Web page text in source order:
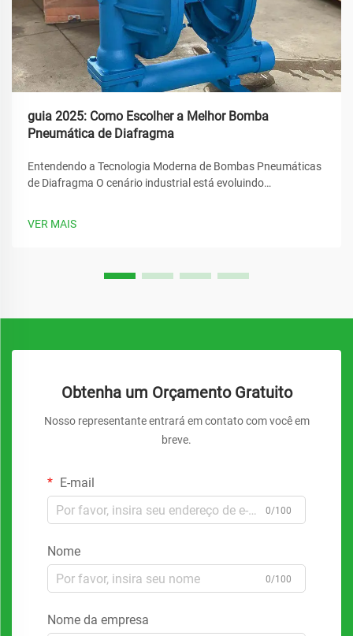
guia 2025: Como Escolher a Melhor Bomba
Pneumática de Diafragma
Entendendo a Tecnologia Moderna de Bombas Pneumáticas
de Diafragma O cenário industrial está evoluindo
VER MAIS
Obtenha um Orçamento Gratuito
Nosso representante entrará em contato com você em
breve.
E-mail
0/100
Nome
0/100
Nome da empresa